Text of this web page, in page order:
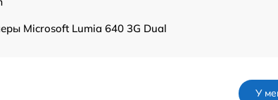
Microsoft Lumia 640 3G Dual
У